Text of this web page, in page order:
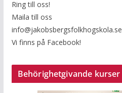
Ring till oss!
Maila till oss
info@jakobsbergsfolkhogskola.se
Vi finns på Facebook!
Behörighetgivande kurser